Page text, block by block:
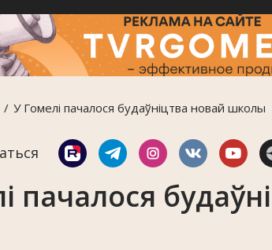
У Гомелі пачалося будаўніцтва новай школы
пачалося